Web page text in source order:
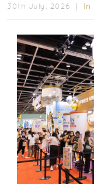
30th July, 2026 ｜ In